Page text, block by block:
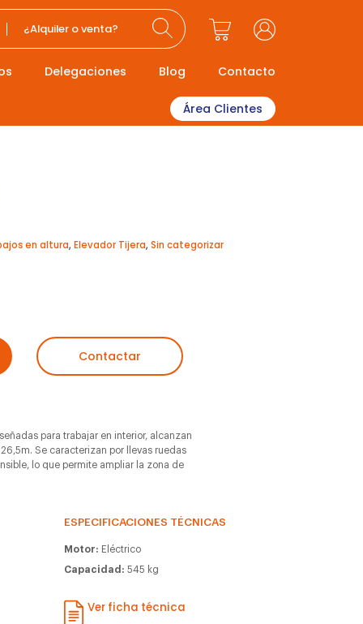
¿Alquiler o venta?
Delegaciones Blog Contacto
Área Clientes
en altura,Elevador Tijera,Sin categorizar
Contactar
para trabajar en interior, alcanzan
Se caracterizan por llevas ruedas
lo que permite ampliar la zona de
ESPECIFICACIONES TÉCNICAS
Motor: Eléctrico
Capacidad:545 kg
Ver ficha técnica